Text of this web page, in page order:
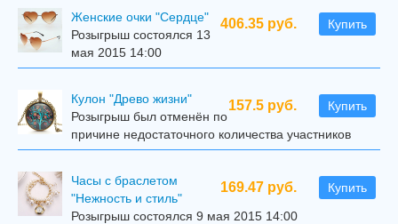
406.35 руб. Купить
Женские очки "Сердце"
Розыгрыш состоялся 13
мая 2015 14:00
157.5 руб. Купить
Кулон "Древо жизни"
Розыгрыш был отменён по
причине недостаточного количества участников
169.47 руб. Купить
Часы с браслетом
"Нежность и стиль"
Розыгрыш состоялся 9 мая 2015 14:00